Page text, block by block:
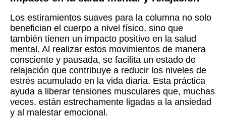
Los estiramientos suaves para la columna no solo
benefician el cuerpo a nivel físico, sino que
también tienen un impacto positivo en la salud
mental. Al realizar estos movimientos de manera
consciente y pausada, se facilita un estado de
relajación que contribuye a reducir los niveles de
estrés acumulado en la vida diaria. Esta práctica
ayuda a liberar tensiones musculares que, muchas
veces, están estrechamente ligadas a la ansiedad
y al malestar emocional.